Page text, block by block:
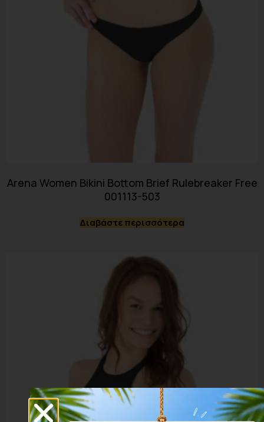
Arena Women Bikini Bottom Brief Rulebreaker Free
001113-503
Διαβάστε περισσότερα